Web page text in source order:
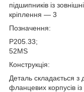
підшипників із
кріплення — 3
Позначення:
P205.33;
52MS
Конструкція:
Деталь складається
фланцевих корпусів